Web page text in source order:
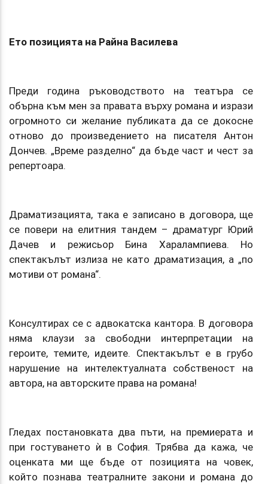
Ето позицията на Райна Василева
Преди година ръководството на театъра се
обърна към мен за правата върху романа и изрази
огромното си желание публиката да се докосне
отново до произведението на писателя Антон
Дончев. „Време разделно“ да бъде част и чест за
репертоара.
Драматизацията, така е записано в договора, ще
се повери на елитния тандем – драматург Юрий
Дачев и режисьор Бина Харалампиева. Но
спектакълът излиза не като драматизация, а „по
мотиви от романа“.
Консултирах се с адвокатска кантора. В договора
няма клаузи за свободни интерпретации на
героите, темите, идеите. Спектакълът е в грубо
нарушение на интелектуалната собственост на
автора, на авторските права на романа!
Гледах постановката два пъти, на премиерата и
при гостуването ѝ в София. Трябва да кажа, че
оценката ми ще бъде от позицията на човек,
който познава театралните закони и романа до